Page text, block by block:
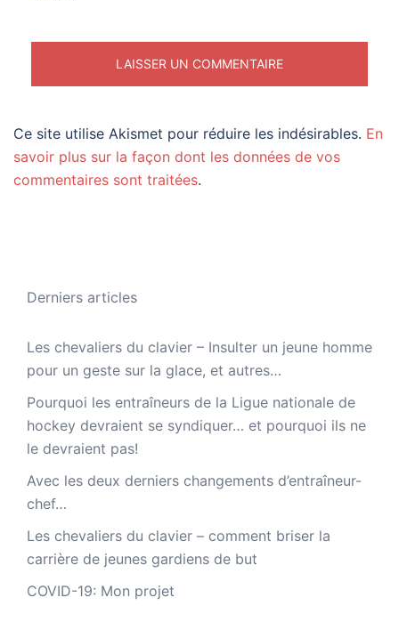
Ce site utilise Akismet pour réduire les indésirables. En
savoir plus sur la façon dont les données de vos
commentaires sont traitées.
Derniers articles
Les chevaliers du clavier – Insulter un jeune homme
pour un geste sur la glace, et autres…
Pourquoi les entraîneurs de la Ligue nationale de
hockey devraient se syndiquer… et pourquoi ils ne
le devraient pas!
Avec les deux derniers changements d’entraîneur-
chef…
Les chevaliers du clavier – comment briser la
carrière de jeunes gardiens de but
COVID-19: Mon projet